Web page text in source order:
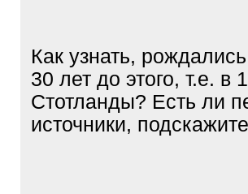
Как узнать,
30 лет до этого, т.е. в
Стотланды? Есть ли
источники,